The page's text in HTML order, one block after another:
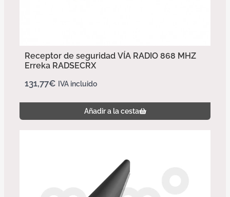
Receptor de seguridad VÍA RADIO 868 MHZ
Erreka RADSECRX
131,77€ IVA incluido
Añadir a la cesta